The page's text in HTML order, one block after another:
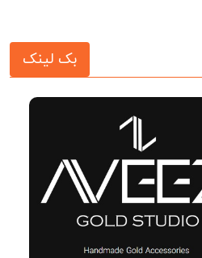
بک لینک